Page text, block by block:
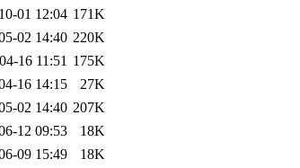
01 12:04 171K
02 14:40 220K
16 11:51 175K
16 14:15
27K
02 14:40 207K
12 09:53
18K
09 15:49
18K